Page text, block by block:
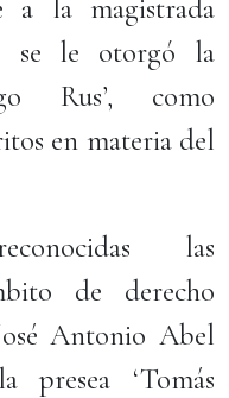
a la magistrada
se le otorgó la
Rus’, como
en materia del
las
de derecho
Antonio Abel
presea ‘Tomás